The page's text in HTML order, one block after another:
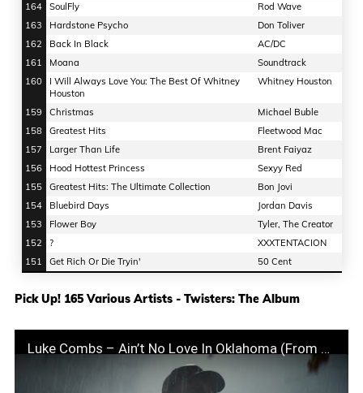
164
SoulFly
Rod Wave
163
Hardstone Psycho
Don Toliver
162
Back In Black
AC/DC
161
Moana
Soundtrack
160
I Will Always Love You: The Best Of Whitney
Houston
Whitney Houston
159 Christmas
Michael Buble
158
Greatest Hits
Fleetwood Mac
157
Larger Than Life
Brent Faiyaz
156
Hood Hottest Princess
Sexyy Red
155
Greatest Hits: The Ultimate Collection
Bon Jovi
154
Bluebird Days
Jordan Davis
153
Flower Boy
Tyler, The Creator
152
?
XXXTENTACION
151
Get Rich Or Die Tryin' 50 Cent
Pick Up! 165 Various Artists - Twisters: The Album
Luke Combs – Ain’t No Love In Oklahoma (From Twisters: The Album) [Official Music Video]